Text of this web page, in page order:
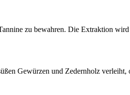
zu bewahren. Die Extraktion wird
Gewürzen und Zedernholz